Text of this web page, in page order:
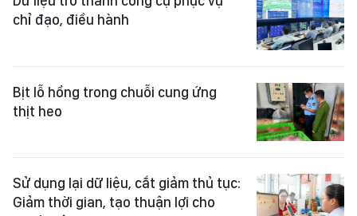
chỉ đạo, điều hành
Bịt lỗ hổng trong chuỗi cung ứng
thịt heo
Sử dụng lại dữ liệu, cắt giảm thủ tục:
Giảm thời gian, tạo thuận lợi cho